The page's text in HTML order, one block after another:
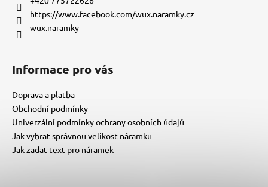
https://www.facebook.com/wux.naramky.cz
wux.naramky
Informace pro vás
Doprava a platba
Obchodní podmínky
Univerzální podmínky ochrany osobních údajů
Jak vybrat správnou velikost náramku
Jak zadat text pro náramek